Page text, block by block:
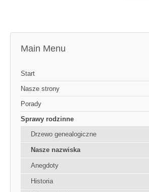
Main Menu
Start
Nasze strony
Porady
Sprawy rodzinne
Drzewo genealogiczne
Nasze nazwiska
Anegdoty
Historia